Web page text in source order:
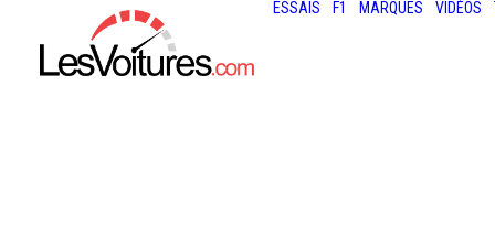
ESSAIS F1 MARQUES VIDÉOS